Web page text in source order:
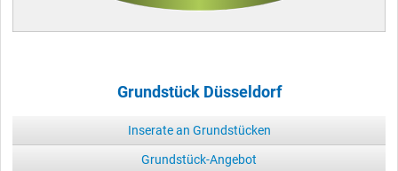
Grundstück Düsseldorf
Inserate an Grundstücken
Grundstück-Angebot